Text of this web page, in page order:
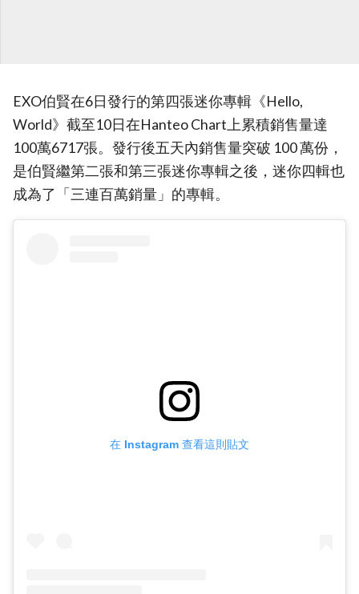
EXO伯賢在6日發行的第四張迷你專輯《Hello,
World》截至10日在Hanteo Chart上累積銷售量達
100萬6717張。發行後五天內銷售量突破 100 萬份，
是伯賢繼第二張和第三張迷你專輯之後，迷你四輯也
成為了「三連百萬銷量」的專輯。
在 Instagram 查看這則貼文